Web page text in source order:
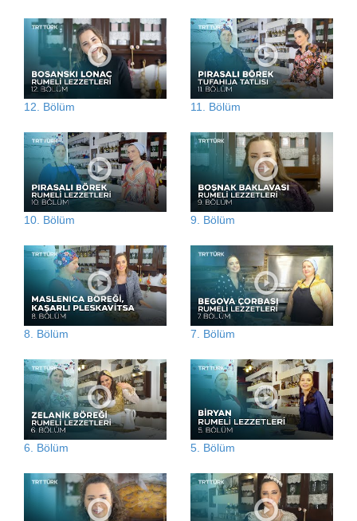
12. Bölüm 11. Bölüm
10. Bölüm 9. Bölüm
8. Bölüm 7. Bölüm
6. Bölüm 5. Bölüm